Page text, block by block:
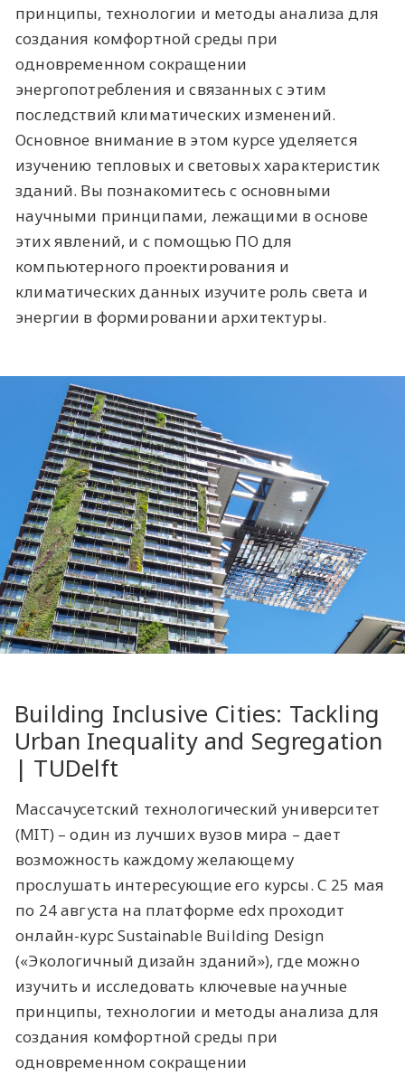
принципы, технологии и методы анализа для
создания комфортной среды при
одновременном сокращении
энергопотребления и связанных с этим
последствий климатических изменений.
Основное внимание в этом курсе уделяется
изучению тепловых и световых характеристик
зданий. Вы познакомитесь с основными
научными принципами, лежащими в основе
этих явлений, и с помощью ПО для
компьютерного проектирования и
климатических данных изучите роль света и
энергии в формировании архитектуры.
​Building Inclusive Cities: Tackling
Urban Inequality and Segregation
| TUDelft
Массачусетский технологический университет
(MIT) – один из лучших вузов мира – дает
возможность каждому желающему
прослушать интересующие его курсы. С 25 мая
по 24 августа на платформе edx проходит
онлайн-курс Sustainable Building Design
(«Экологичный дизайн зданий»), где можно
изучить и исследовать ключевые научные
принципы, технологии и методы анализа для
создания комфортной среды при
одновременном сокращении